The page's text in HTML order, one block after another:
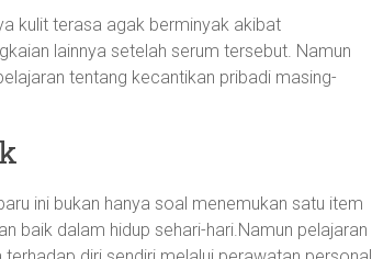
kulit terasa agak berminyak akibat
lainnya setelah serum tersebut. Namun
tentang kecantikan pribadi masing-
ini bukan hanya soal menemukan satu item
baik dalam hidup sehari-hari.Namun pelajaran